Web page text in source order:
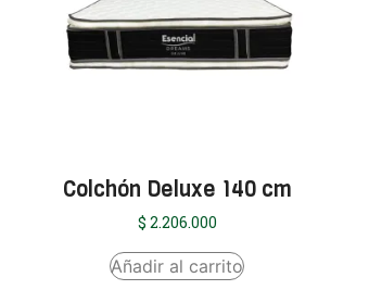
Colchón Deluxe 140 cm
$ 2.206.000
Añadir al carrito